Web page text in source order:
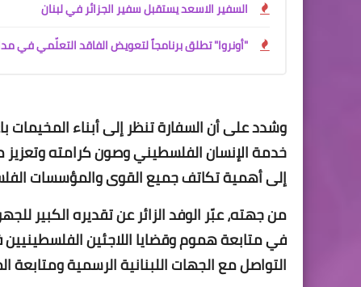
السفير الاسعد يستقبل سفير الجزائر في لبنان
"أونروا" تطلق برنامجاً لتعويض الفاقد التعلّمي في
وشدد على أن السفارة تنظر إلى أبناء المخيمات
خدمة الإنسان الفلسطيني وصون كرامته
إلى أهمية تكاتف جميع القوى والمؤسسات
من جهته، عبّر الوفد الزائر عن تقديره الكبير
في متابعة هموم وقضايا اللاجئين
التواصل مع الجهات اللبنانية الرسمية ومتابعة